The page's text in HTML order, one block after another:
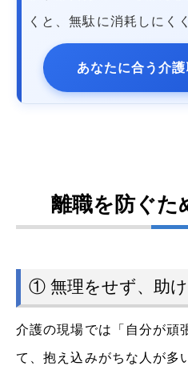
くと、無駄に消耗しにく
あなたに合う介
離職を防ぐた
① 無理をせず、助
介護の現場では「自分が頑
て、抱え込みがちな人が多